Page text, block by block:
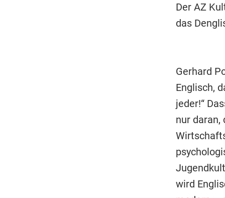
Der AZ
das
Gerhard
Englisch,
jeder!“
nur daran,
wird